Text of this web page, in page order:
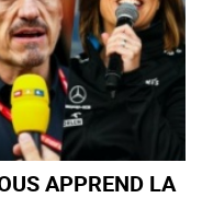
APPREND LA